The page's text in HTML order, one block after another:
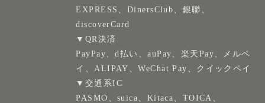
EXPRESS、DinersClub、銀聯、
discoverCard
▼QR決済
PayPay、d払い、auPay、楽天Pay、メルペ
イ、ALIPAY、WeChat Pay、クイックペイ
▼交通系IC
PASMO、suica、Kitaca、TOICA、